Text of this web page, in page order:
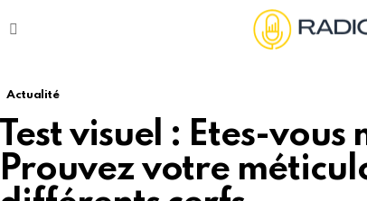
Actualité
Test visuel : Etes-vous
Prouvez votre